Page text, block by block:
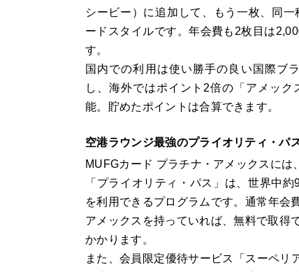
シービー）に追加して、もう一枚、同
ードスタイルです。年会費も2枚目は
す。
国内での利用は使い勝手の良い国際ブ
し、海外ではポイント2倍の「アメッ
能。貯めたポイントは合算できます。
空港ラウンジ最強のプライオリティ・パ
MUFGカード プラチナ・アメックスには
「プライオリティ・パス」は、世界中
を利用できるプログラムです。通常年
アメックスを持っていれば、無料で取得
かかります。
また、会員限定優待サービス「スーペ